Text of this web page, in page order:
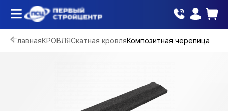
ГлавнаяКРОВЛЯСкатная кровляКомпозитная черепица